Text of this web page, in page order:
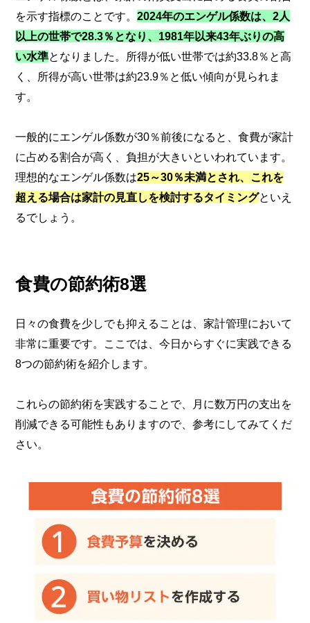
を示す指標のことです。2024年のエンゲル係数は、2人
以上の世帯で28.3％となり、1981年以来43年ぶりの高
い水準となりました。所得が低い世帯では約33.8％と高
く、所得が高い世帯は約23.9％と低い傾向が見られま
す。
一般的にエンゲル係数が30％前後になると、食費が家計
に占める割合が高く、負担が大きいといわれています。
理想的なエンゲル係数は25～30％未満とされ、これを
超える場合は家計の見直しを検討するタイミングといえ
るでしょう。
食費の節約術8選
日々の食費を少しでも抑えることは、家計管理において
非常に重要です。ここでは、今日からすぐに実践できる
8つの節約術を紹介します。
これらの節約術を実践することで、月に数万円の支出を
削減できる可能性もありますので、参考にしてみてくだ
さい。